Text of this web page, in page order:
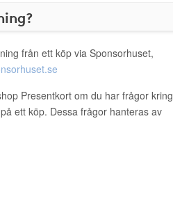
från ett köp via Sponsorhuset,
Presentkort om du har frågor kring
ett köp. Dessa frågor hanteras av